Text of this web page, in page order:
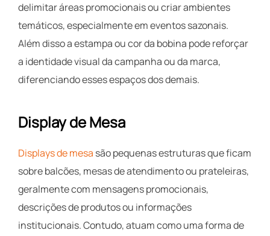
delimitar áreas promocionais ou criar ambientes
temáticos, especialmente em eventos sazonais.
Além disso a estampa ou cor da bobina pode reforçar
a identidade visual da campanha ou da marca,
diferenciando esses espaços dos demais.
Display de Mesa
Displays de mesa são pequenas estruturas que ficam
sobre balcões, mesas de atendimento ou prateleiras,
geralmente com mensagens promocionais,
descrições de produtos ou informações
institucionais. Contudo, atuam como uma forma de